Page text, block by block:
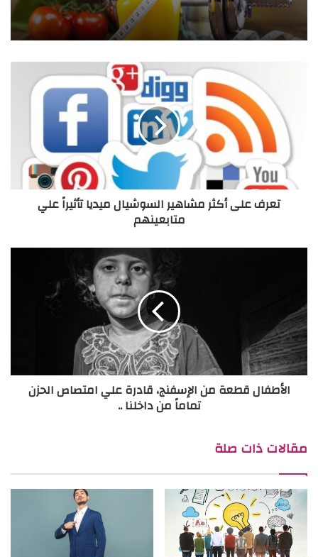
السر في الذكاء العاطفي هو أنه يجعل الطرف
والإصرار على الوصول إلى حل يرضيهما ويريحهما.
من الأفضل أن يكون لدى الطرفين رياضة
أو هواية يمارسونها معًا، أو وقت يقضونه مع بعضهما بشكل ثابت، وأن
يكون لكل منهما وقت خاصّ يمارس فيه هوايته المختلفة عن شريكه.
من التفاصيل الأساسية لاستمرار الحب والمودة
بين الطرفين، أن تكون العلاقة الحميمية بينهما مستقرة، نابعة من
الحب الذي يجمعهما.
8- قلة التوقعات:
كل شريك عليه أن يقلل التوقعات من الطرف
الآخر؛ وذلك لأن التوقعات تقتل العلاقة العاطفية وتخنقها، وتفرض
قيودًا مؤذية نفسيًّا على الطرفين، ويختفي الحب غير المشروط عندما
يتم وضع توقعات؛ لأنها تقوم بخنق العلاقة بقيود وشروط مجهِدة.
9- حل الخلافات بالشكل الصحيح:
حل الخلافات بأسلوب صحيح يقوي
التواصل والقرب بين الطرفين، ولكي يتم حل الخلافات بينهما بطريقة
سليمة، يجب اتباع تلك القاعدة “اسمعْ، احتوِ، تواصَلْ”.
وهي المفتاح السحري لتجديد المشاعر، ورسم ابتسامة
بإسعادهما فترة، مهما كانت الخلافات بينهما.
تعرف على أكثر مشاهير السوشيال ميديا تأثيراً علي
متابعينهم
الأطفال قطعة من الإسفنج، قادرة علي امتصاص الحزن
تماماً من داخلنا ..
مقالات ذات صلة